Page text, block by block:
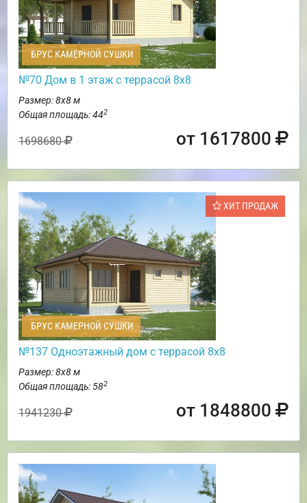
БРУС КАМЕРНОЙ СУШКИ
№70 Дом в 1 этаж с террасой 8х8
Размер: 8х8 м
Общая площадь: 442
1698680 от 1617800
ХИТ ПРОДАЖ
БРУС КАМЕРНОЙ СУШКИ
№137 Одноэтажный дом с террасой 8х8
Размер: 8х8 м
Общая площадь: 582
1941230 от 1848800